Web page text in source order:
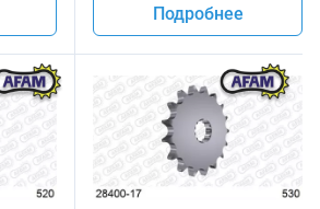
Подробнее